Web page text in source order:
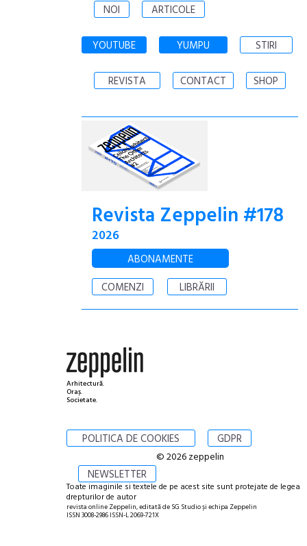
NOI ARTICOLE
YOUTUBE YUMPU STIRI
REVISTA CONTACT SHOP
Revista Zeppelin #178
2026
ABONAMENTE
COMENZI
LIBRĂRII
Arhitectură.
Oraș.
Societate.
POLITICA DE COOKIES GDPR
NEWSLETTER
© 2026 zeppelin
Toate imaginile si textele de pe acest site sunt protejate de legea
drepturilor de autor
revista online Zeppelin, editată de SG Studio și echipa Zeppelin
ISSN 3008-2986 ISSN-L 2069-721X